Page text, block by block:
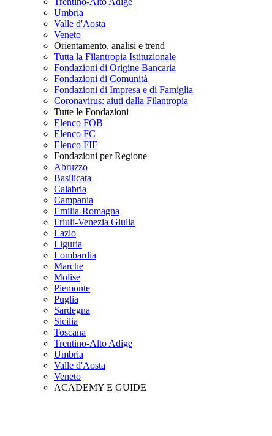
Umbria
Valle d'Aosta
Veneto
Orientamento, analisi e trend
Tutta la Filantropia Istituzionale
Fondazioni di Origine Bancaria
Fondazioni di Comunità
Fondazioni di Impresa e di Famiglia
Coronavirus: aiuti dalla Filantropia
Tutte le Fondazioni
Elenco FOB
Elenco FC
Elenco FIF
Fondazioni per Regione
Abruzzo
Basilicata
Calabria
Campania
Emilia-Romagna
Friuli-Venezia Giulia
Lazio
Liguria
Lombardia
Marche
Molise
Piemonte
Puglia
Sardegna
Sicilia
Toscana
Trentino-Alto Adige
Umbria
Valle d'Aosta
Veneto
ACADEMY E GUIDE